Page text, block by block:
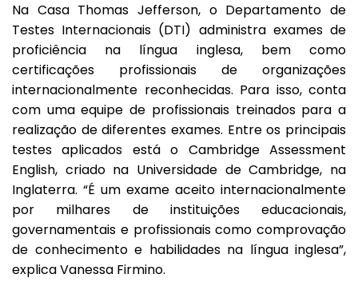
Na Casa Thomas Jefferson, o Departamento de
Testes Internacionais (DTI) administra exames de
proficiência na língua inglesa, bem como
certificações profissionais de organizações
internacionalmente reconhecidas. Para isso, conta
com uma equipe de profissionais treinados para a
realização de diferentes exames. Entre os principais
testes aplicados está o Cambridge Assessment
English, criado na Universidade de Cambridge, na
Inglaterra. “É um exame aceito internacionalmente
por milhares de instituições educacionais,
governamentais e profissionais como comprovação
de conhecimento e habilidades na língua inglesa”,
explica Vanessa Firmino.